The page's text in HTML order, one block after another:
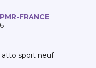
PMR-FRANCE
atto sport neuf